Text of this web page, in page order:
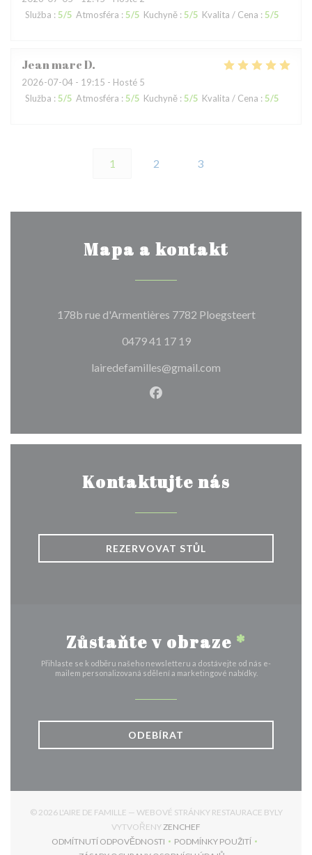
Služba : 5/5 Atmosféra : 5/5 Kuchyně : 5/5 Kvalita / Cena : 5/5
Jean marcD
2026-07-04 - 19:15 - Hosté 5
Služba : 5/5 Atmosféra : 5/5 Kuchyně : 5/5 Kvalita / Cena : 5/5
1 2 3
Mapa a kontakt
178b rue d'Armentières 7782 Ploegsteert((otevře se
0479 41 17 19
lairedefamilles@gmail.com
Facebook ((otevře se v
Kontaktujte nás
REZERVOVAT STŮL
Zůstaňte v obraze *
Přihlaste se k odběru našeho newsletteru a dostávejte od nás e-
mailem personalizovaná sdělení a marketingové nabídky.
ODEBÍRAT
© 2026 L'AIRE DE FAMILLE — WEBOVÉ STRÁNKY RESTAURACE BYLY
VYTVOŘENYZENCHEF
ODMÍTNUTÍ ODPOVĚDNOSTI
((OTEVŘE SE V NOVÉM OKNĚ))
PODMÍNKY POUŽITÍ
((OTEVŘE SE V NOVÉM